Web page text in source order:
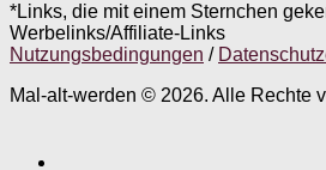
*Links, die mit einem Sternchen
Werbelinks/Affiliate-Links
Nutzungsbedingungen /
Mal-alt-werden © 2026. Alle Rechte